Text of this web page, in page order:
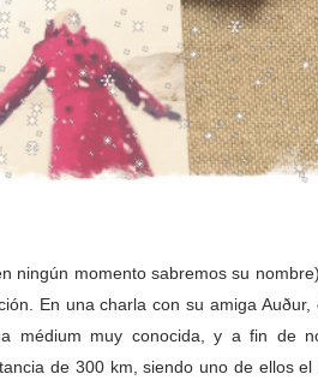
ningún momento sabremos su
En una charla con su amiga Auður,
médium muy conocida, y a fin de
de 300 km, siendo uno de ellos el